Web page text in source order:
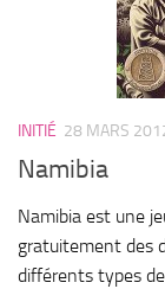
INITIÉ 28 MARS
Namibia
Namibia est une
gratuitement des
différents types